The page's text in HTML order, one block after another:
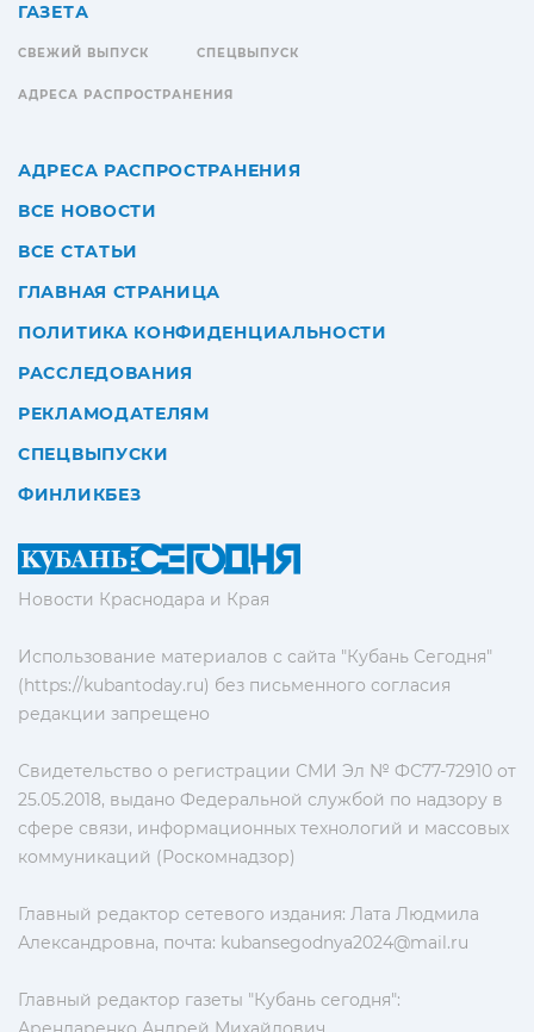
Новости Краснодара и Края
Использование материалов с сайта "Кубань Сегодня"
(https://kubantoday.ru) без письменного согласия
редакции запрещено
Свидетельство о регистрации СМИ Эл № ФС77-72910 от
25.05.2018, выдано Федеральной службой по надзору в
сфере связи, информационных технологий и массовых
коммуникаций (Роскомнадзор)
Главный редактор сетевого издания: Лата Людмила
Александровна, почта: kubansegodnya2024@mail.ru
Главный редактор газеты "Кубань сегодня":
ГАЗЕТА
СВЕЖИЙ ВЫПУСК СПЕЦВЫПУСК
АДРЕСА РАСПРОСТРАНЕНИЯ
АДРЕСА РАСПРОСТРАНЕНИЯ
ВСЕ НОВОСТИ
ВСЕ СТАТЬИ
ГЛАВНАЯ СТРАНИЦА
ПОЛИТИКА КОНФИДЕНЦИАЛЬНОСТИ
РАССЛЕДОВАНИЯ
РЕКЛАМОДАТЕЛЯМ
СПЕЦВЫПУСКИ
ФИНЛИКБЕЗ